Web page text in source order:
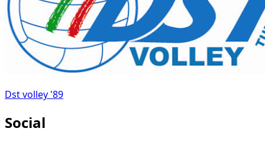
Dst volley '89
Social